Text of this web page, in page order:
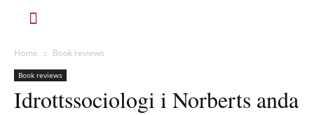
Home Book reviews
Book reviews
Idrottssociologi i Norberts anda